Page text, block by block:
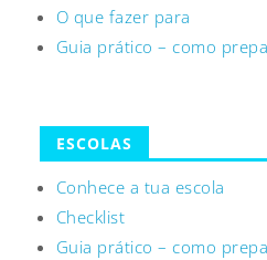
O que fazer para
Guia prático – como
ESCOLAS
Conhece a tua escola
Checklist
Guia prático – como